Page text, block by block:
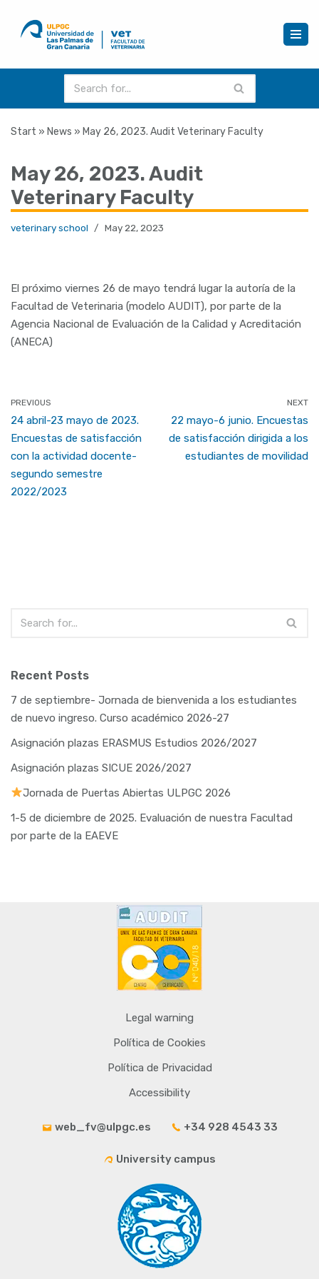
Skip
Start » News » May 26, 2023. Audit Veterinary Faculty
May 26, 2023. Audit
Veterinary Faculty
veterinary school May 22, 2023
El próximo viernes 26 de mayo tendrá lugar la autoría de la
Facultad de Veterinaria (modelo AUDIT), por parte de la
Agencia Nacional de Evaluación de la Calidad y Acreditación
(ANECA)
PREVIOUS
24 abril-23 mayo de 2023.
Encuestas de satisfacción
con la actividad docente-
segundo semestre
2022/2023
NEXT
22 mayo-6 junio. Encuestas
de satisfacción dirigida a los
estudiantes de movilidad
Recent Posts
7 de septiembre- Jornada de bienvenida a los estudiantes
de nuevo ingreso. Curso académico 2026-27
Asignación plazas ERASMUS Estudios 2026/2027
Asignación plazas SICUE 2026/2027
Jornada de Puertas Abiertas ULPGC 2026
1-5 de diciembre de 2025. Evaluación de nuestra Facultad
por parte de la EAEVE
Legal warning
Política de Cookies
Política de Privacidad
Accessibility
web_fv@ulpgc.es +34 928 4543 33
University campus